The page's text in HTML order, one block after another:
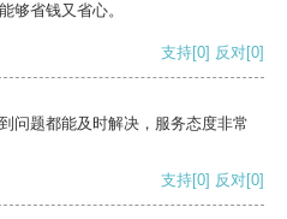
够省钱又省心。
支持[0] 反对[0]
问题都能及时解决，服务态度非常
支持[0] 反对[0]